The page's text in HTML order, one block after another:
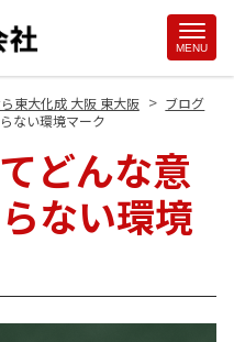
MENU
東大化成 大阪 東大阪 > ブログ
ない環境マーク
どんな意
ない環境